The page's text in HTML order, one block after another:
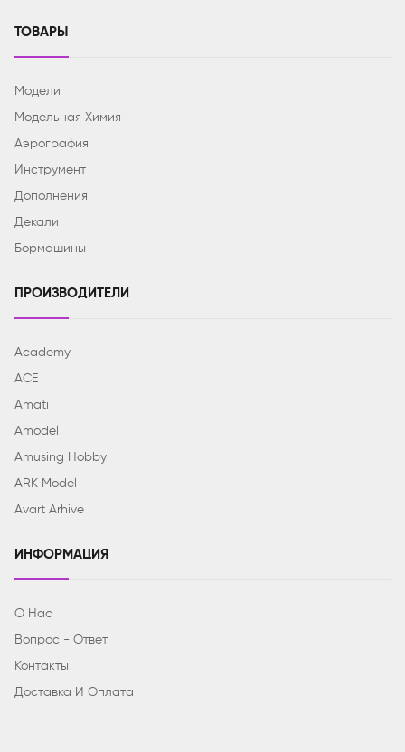
ТОВАРЫ
Модели
Модельная Химия
Аэрография
Инструмент
Дополнения
Декали
Бормашины
ПРОИЗВОДИТЕЛИ
Academy
ACE
Amati
Amodel
Amusing Hobby
ARK Model
Avart Arhive
ИНФОРМАЦИЯ
О Нас
Вопрос - Ответ
Контакты
Доставка И Оплата